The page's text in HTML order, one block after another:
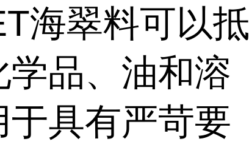
海翠料可以抵
品、油和溶
于具有严苛要